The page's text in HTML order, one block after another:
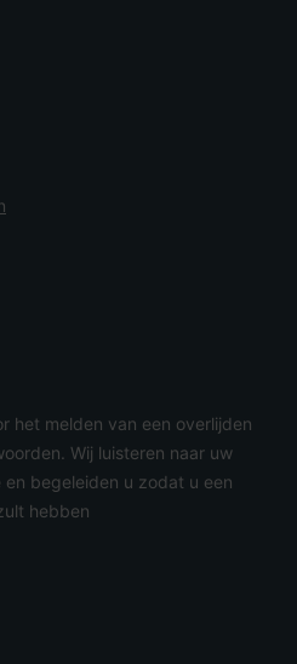
het melden van een overlijden
Wij luisteren naar uw
begeleiden u zodat u een
hebben